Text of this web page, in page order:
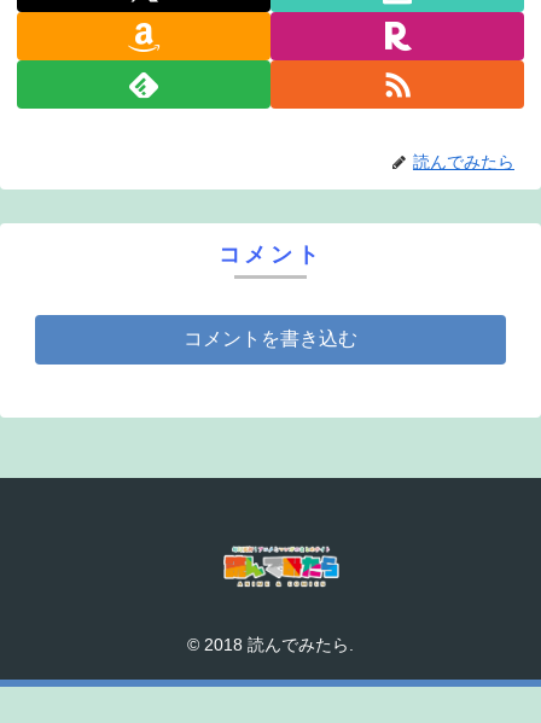
読んでみたら
コメント
コメントを書き込む
© 2018 読んでみたら.